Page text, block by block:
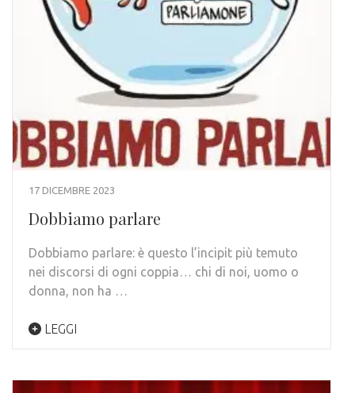
17 DICEMBRE 2023
Dobbiamo parlare
Dobbiamo parlare: è questo l’incipit più temuto
nei discorsi di ogni coppia… chi di noi, uomo o
donna, non ha …
LEGGI